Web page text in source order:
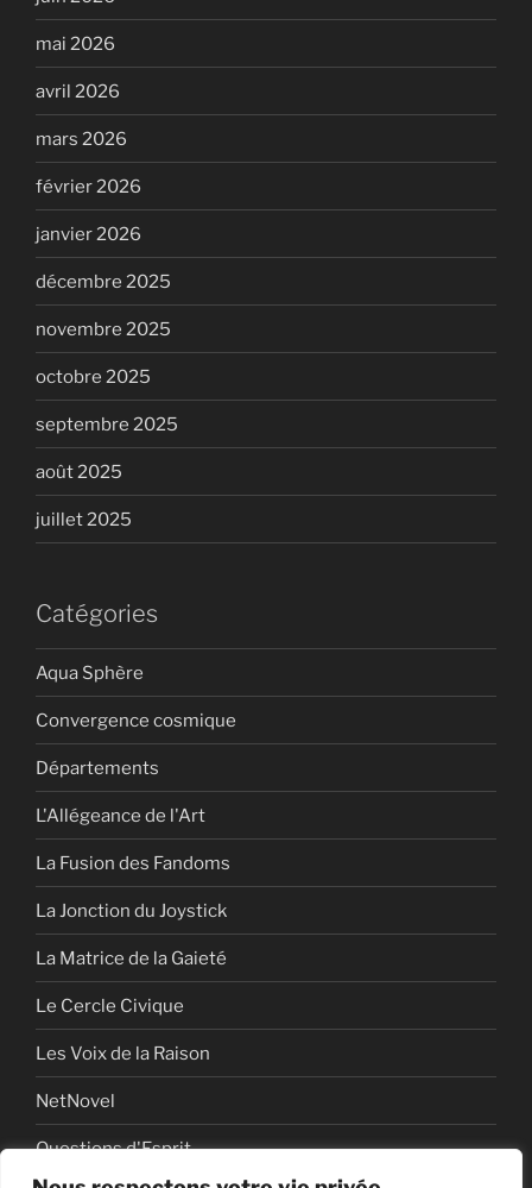
mai 2026
avril 2026
mars 2026
février 2026
janvier 2026
décembre 2025
novembre 2025
octobre 2025
septembre 2025
août 2025
juillet 2025
Catégories
Aqua Sphère
Convergence cosmique
Départements
L'Allégeance de l'Art
La Fusion des Fandoms
La Jonction du Joystick
La Matrice de la Gaieté
Le Cercle Civique
Les Voix de la Raison
NetNovel
Questions d'Esprit